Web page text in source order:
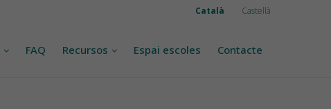
Català Castellà
FAQ Recursos Espai escoles Contacte